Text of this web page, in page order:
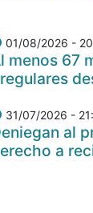
01/08/2026 -
menos 67
31/07/2026 -
al
a